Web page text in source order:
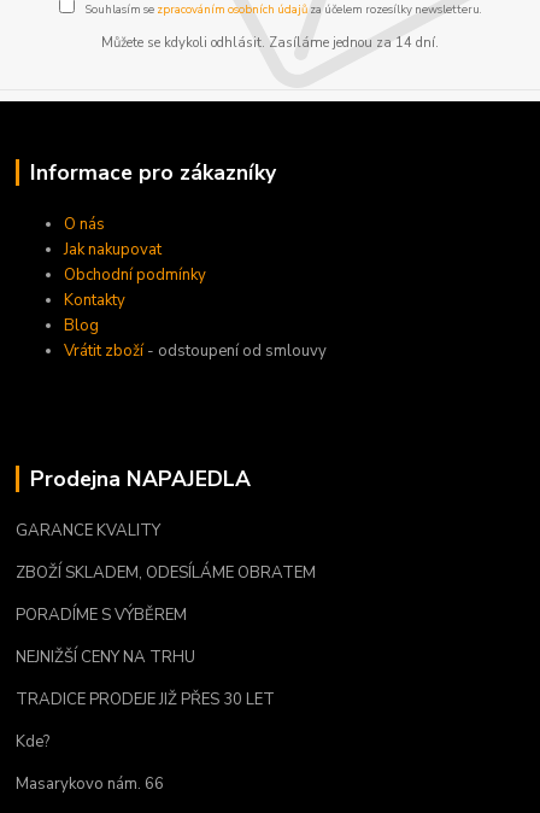
Souhlasím se zpracováním osobních údajůza účelem rozesílky newsletteru.
Můžete se kdykoli odhlásit. Zasíláme jednou za 14 dní.
Informace pro zákazníky
O nás
Jak nakupovat
Obchodní podmínky
Kontakty
Blog
Vrátit zboží- odstoupení od smlouvy
Prodejna NAPAJEDLA
GARANCE KVALITY
ZBOŽÍ SKLADEM, ODESÍLÁME OBRATEM
PORADÍME S VÝBĚREM
NEJNIŽŠÍ CENY NA TRHU
TRADICE PRODEJE JIŽ PŘES 30 LET
Kde?
Masarykovo nám. 66